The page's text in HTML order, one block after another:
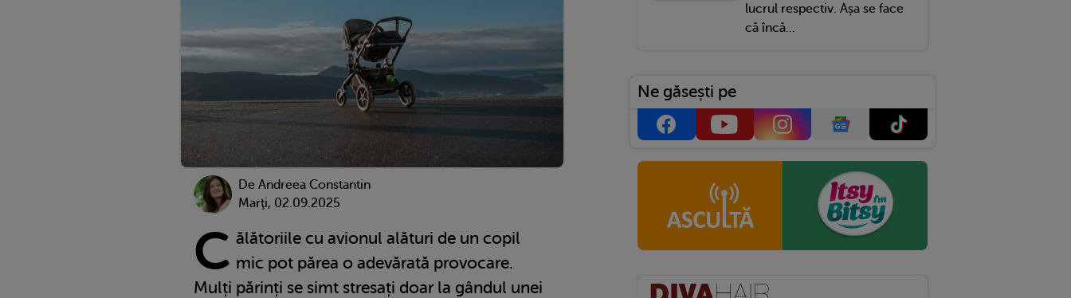
De Andreea Constantin
Marţi, 02.09.2025
C ălătoriile cu avionul alături de un copil
mic pot părea o adevărată provocare.
Mulți părinți se simt stresați doar la gândul unei
lucrul respectiv. Așa se face
că încă...
Ne găsești pe